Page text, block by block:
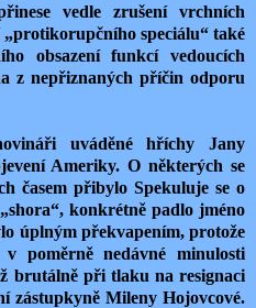
vedle zrušení vrchních
speciálu“ také
obsazení funkcí vedoucích
z nepřiznaných příčin odporu
uváděné hříchy Jany
Ameriky. O některých se
časem přibylo Spekuluje se o
konkrétně padlo jméno
úplným překvapením, protože
poměrně nedávné minulosti
brutálně při tlaku na resignaci
zástupkyně Mileny Hojovcové.